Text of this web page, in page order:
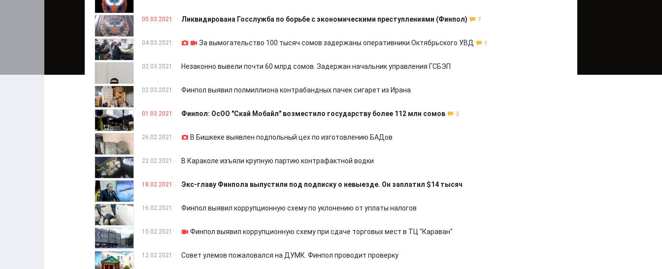
05.03.2021 Ликвидирована Госслужба по борьбе с экономическими преступлениями (Финпол) 7
04.03.2021 За вымогательство 100 тысяч сомов задержаны оперативники Октябрьского УВД 1
02.03.2021 Незаконно вывели почти 60 млрд сомов. Задержан начальник управления ГСБЭП
02.03.2021 Финпол выявил полмиллиона контрабандных пачек сигарет из Ирана
01.03.2021 Финпол: ОсОО "Скай Мобайл" возместило государству более 112 млн сомов 3
26.02.2021 В Бишкеке выявлен подпольный цех по изготовлению БАДов
22.02.2021 В Караколе изъяли крупную партию контрафактной водки
18.02.2021 Экс-главу Финпола выпустили под подписку о невыезде. Он заплатил $14 тысяч
16.02.2021 Финпол выявил коррупционную схему по уклонению от уплаты налогов
15.02.2021 Финпол выявил коррупционную схему при сдаче торговых мест в ТЦ "Караван"
12.02.2021 Совет улемов пожаловался на ДУМК. Финпол проводит проверку